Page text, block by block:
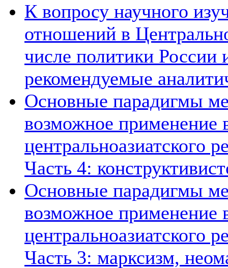
К вопросу научного
отношений в
числе политики России
рекомендуемые
Основные парадигмы
возможное применение
центральноазиатского
Часть 4:
Основные парадигмы
возможное применение
центральноазиатского
Часть 3: марксизм,